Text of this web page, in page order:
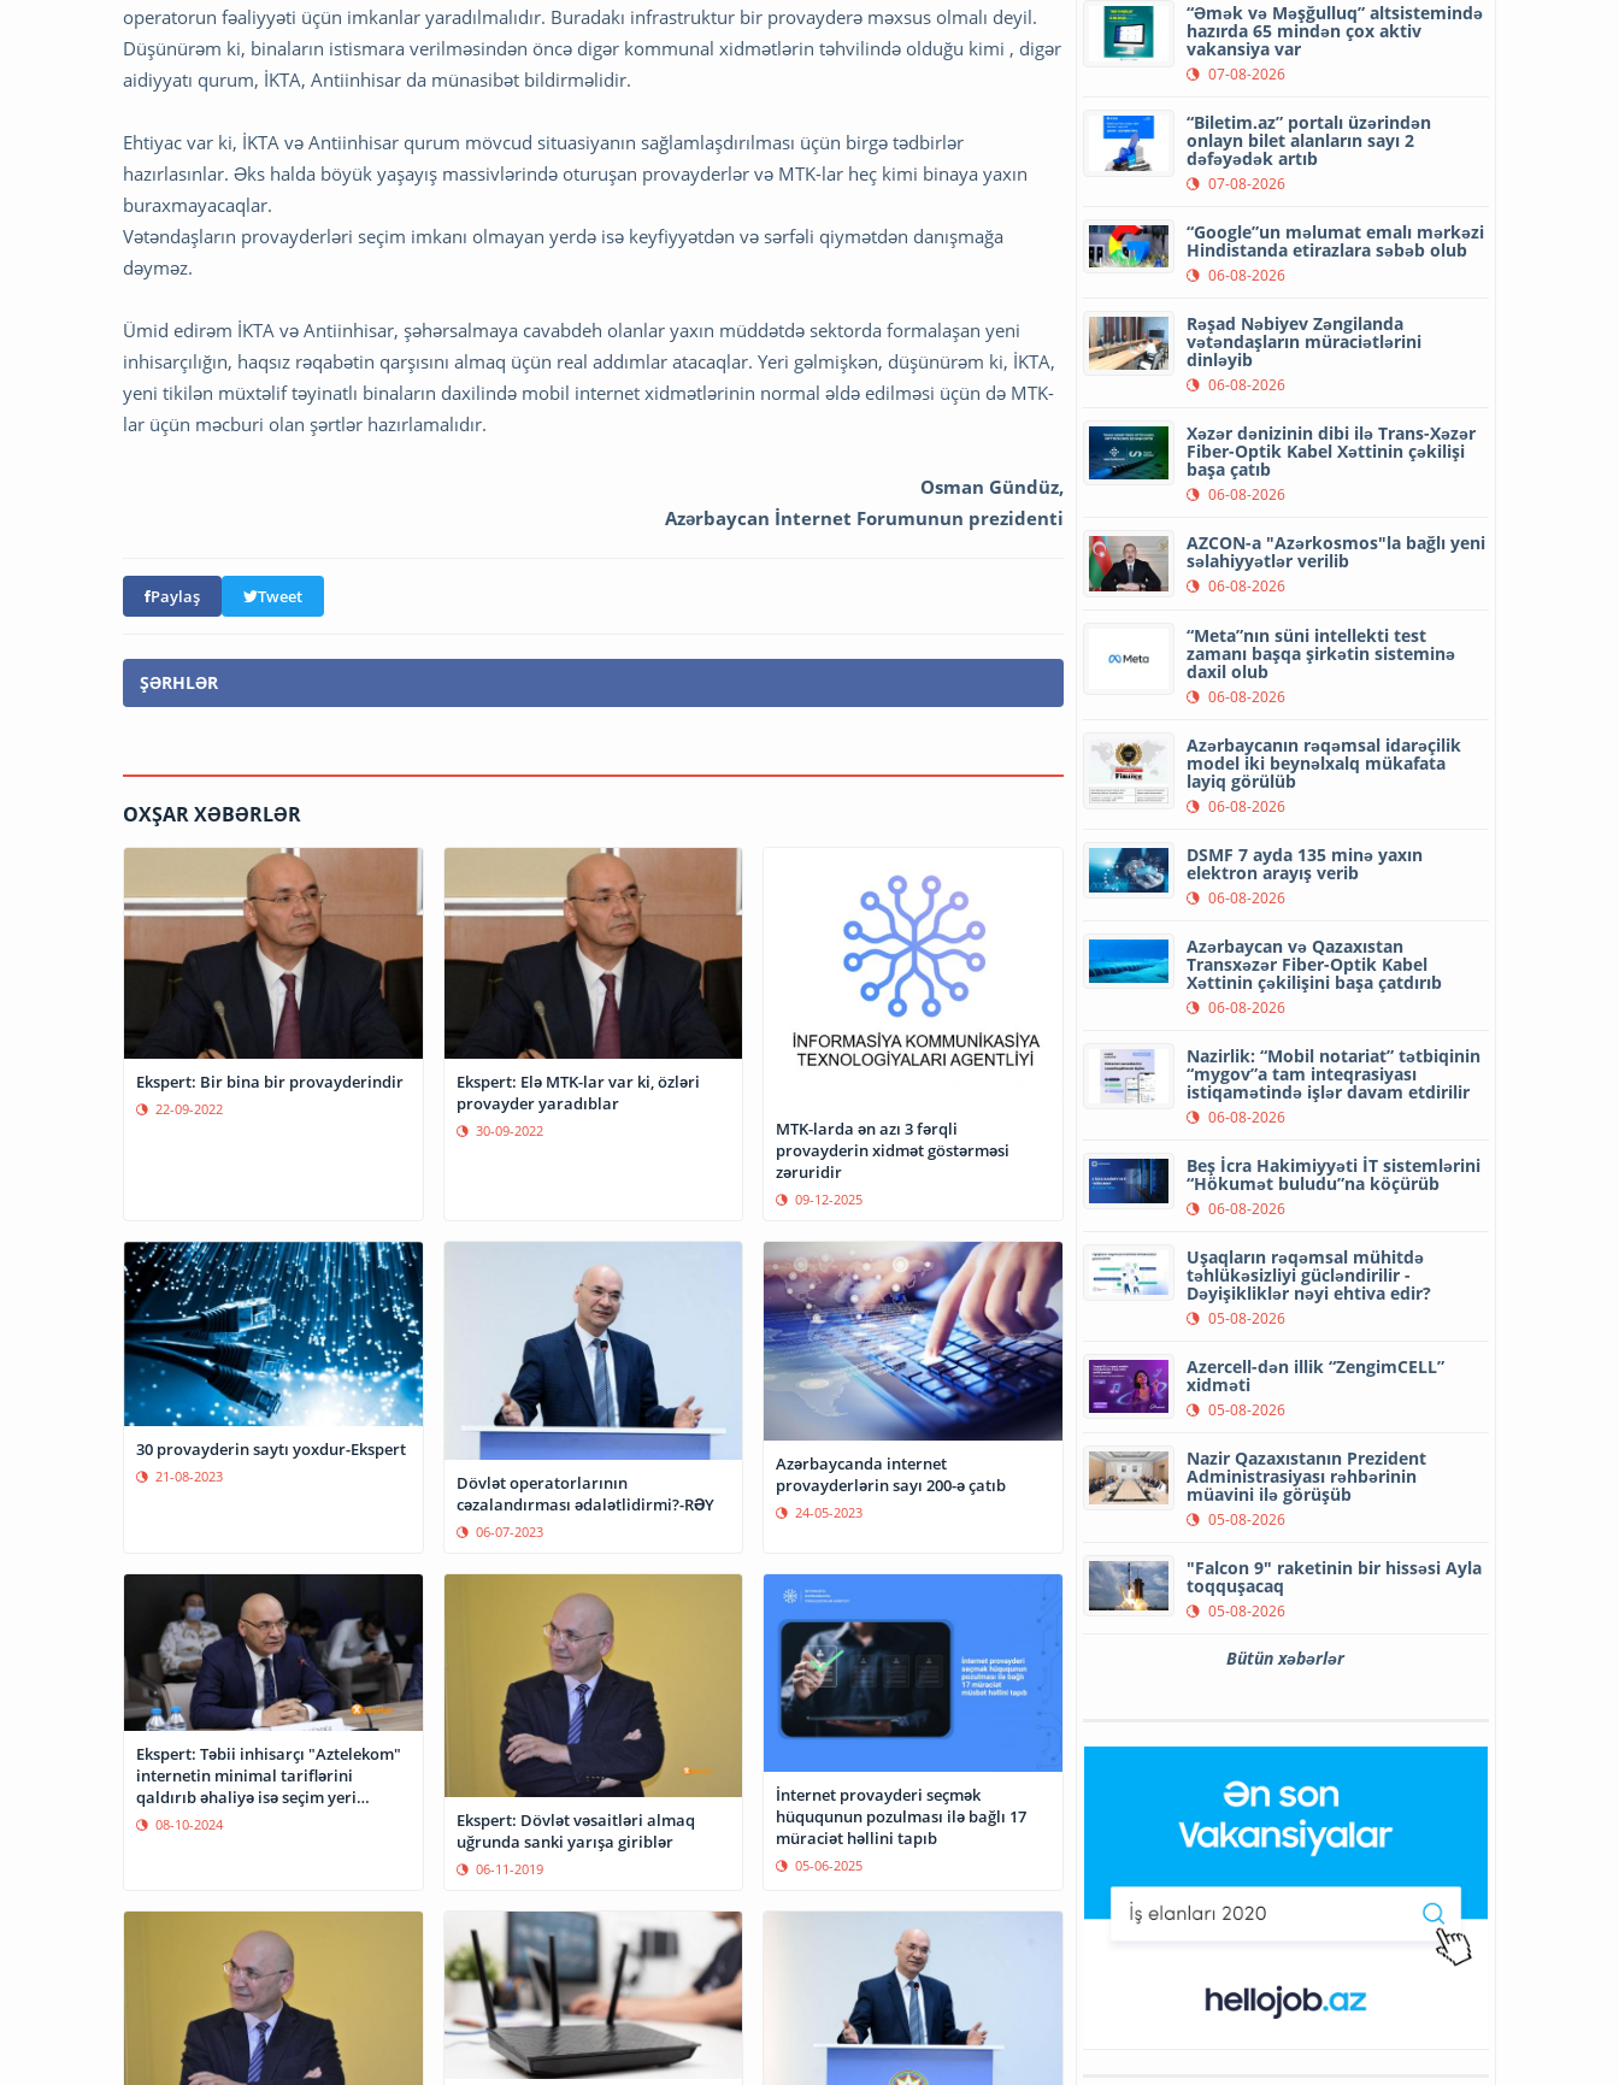
operatorun fəaliyyəti üçün imkanlar yaradılmalıdır. Buradakı infrastruktur bir provayderə məxsus olmalı deyil.
Düşünürəm ki, binaların istismara verilməsindən öncə digər kommunal xidmətlərin təhvilində olduğu kimi , digər
aidiyyatı qurum, İKTA, Antiinhisar da münasibət bildirməlidir.
Ehtiyac var ki, İKTA və Antiinhisar qurum mövcud situasiyanın sağlamlaşdırılması üçün birgə tədbirlər
hazırlasınlar. Əks halda böyük yaşayış massivlərində oturuşan provayderlər və MTK-lar heç kimi binaya yaxın
buraxmayacaqlar.
Vətəndaşların provayderləri seçim imkanı olmayan yerdə isə keyfiyyətdən və sərfəli qiymətdən danışmağa
dəyməz.
Ümid edirəm İKTA və Antiinhisar, şəhərsalmaya cavabdeh olanlar yaxın müddətdə sektorda formalaşan yeni
inhisarçılığın, haqsız rəqabətin qarşısını almaq üçün real addımlar atacaqlar. Yeri gəlmişkən, düşünürəm ki, İKTA,
yeni tikilən müxtəlif təyinatlı binaların daxilində mobil internet xidmətlərinin normal əldə edilməsi üçün də MTK-
lar üçün məcburi olan şərtlər hazırlamalıdır.
Osman Gündüz,
Azərbaycan İnternet Forumunun prezidenti
Paylaş Tweet
ŞƏRHLƏR
OXŞAR XƏBƏRLƏR
Ekspert: Bir bina bir provayderindir
22-09-2022
Ekspert: Elə MTK-lar var ki, özləri
provayder yaradıblar
30-09-2022
MTK-larda ən azı 3 fərqli
provayderin xidmət göstərməsi
zəruridir
09-12-2025
30 provayderin saytı yoxdur-Ekspert
21-08-2023
Dövlət operatorlarının
cəzalandırması ədalətlidirmi?-RƏY
06-07-2023
Azərbaycanda internet
provayderlərin sayı 200-ə çatıb
24-05-2023
Ekspert: Təbii inhisarçı "Aztelekom"
internetin minimal tariflərini
qaldırıb əhaliyə isə seçim yeri
qoymayıb
08-10-2024
Ekspert: Dövlət vəsaitləri almaq
uğrunda sanki yarışa giriblər
06-11-2019
İnternet provayderi seçmək
hüququnun pozulması ilə bağlı 17
müraciət həllini tapıb
05-06-2025
“Əmək və Məşğulluq” altsistemində
hazırda 65 mindən çox aktiv
vakansiya var
07-08-2026
“Biletim.az” portalı üzərindən
onlayn bilet alanların sayı 2
dəfəyədək artıb
07-08-2026
“Google”un məlumat emalı mərkəzi
Hindistanda etirazlara səbəb olub
06-08-2026
Rəşad Nəbiyev Zəngilanda
vətəndaşların müraciətlərini
dinləyib
06-08-2026
Xəzər dənizinin dibi ilə Trans-Xəzər
Fiber-Optik Kabel Xəttinin çəkilişi
başa çatıb
06-08-2026
AZCON-a "Azərkosmos"la bağlı yeni
səlahiyyətlər verilib
06-08-2026
“Meta”nın süni intellekti test
zamanı başqa şirkətin sisteminə
daxil olub
06-08-2026
Azərbaycanın rəqəmsal idarəçilik
model iki beynəlxalq mükafata
layiq görülüb
06-08-2026
DSMF 7 ayda 135 minə yaxın
elektron arayış verib
06-08-2026
Azərbaycan və Qazaxıstan
Transxəzər Fiber-Optik Kabel
Xəttinin çəkilişini başa çatdırıb
06-08-2026
Nazirlik: “Mobil notariat” tətbiqinin
“mygov”a tam inteqrasiyası
istiqamətində işlər davam etdirilir
06-08-2026
Beş İcra Hakimiyyəti İT sistemlərini
“Hökumət buludu”na köçürüb
06-08-2026
Uşaqların rəqəmsal mühitdə
təhlükəsizliyi gücləndirilir -
Dəyişikliklər nəyi ehtiva edir?
05-08-2026
Azercell-dən illik “ZengimCELL”
xidməti
05-08-2026
Nazir Qazaxıstanın Prezident
Administrasiyası rəhbərinin
müavini ilə görüşüb
05-08-2026
"Falcon 9" raketinin bir hissəsi Ayla
toqquşacaq
05-08-2026
Bütün xəbərlər